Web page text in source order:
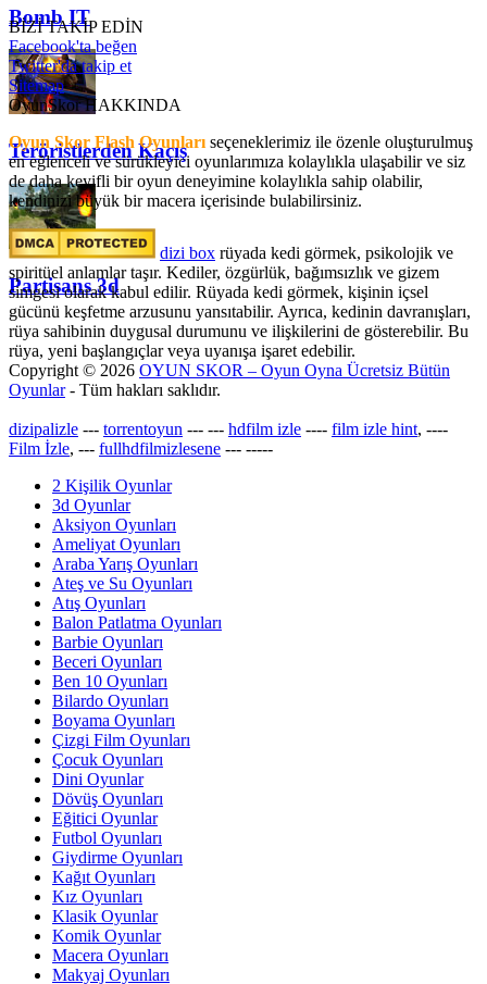
Bomb IT
Teröristlerden Kaçış
Partisans 3d
BİZİ TAKİP EDİN
Facebook'ta beğen
Twitter'da takip et
Sitemap
OyunSkor HAKKINDA
Oyun Skor Flash Oyunları seçeneklerimiz ile özenle oluşturulmuş
en eğlenceli ve sürükleyici oyunlarımıza kolaylıkla ulaşabilir ve siz
de daha keyifli bir oyun deneyimine kolaylıkla sahip olabilir,
kendinizi büyük bir macera içerisinde bulabilirsiniz.
dizi box rüyada kedi görmek​, psikolojik ve
spiritüel anlamlar taşır. Kediler, özgürlük, bağımsızlık ve gizem
simgesi olarak kabul edilir. Rüyada kedi görmek, kişinin içsel
gücünü keşfetme arzusunu yansıtabilir. Ayrıca, kedinin davranışları,
rüya sahibinin duygusal durumunu ve ilişkilerini de gösterebilir. Bu
rüya, yeni başlangıçlar veya uyanışa işaret edebilir.
Copyright © 2026 OYUN SKOR – Oyun Oyna Ücretsiz Bütün
Oyunlar- Tüm hakları saklıdır.
dizipalizle --- torrentoyun --- --- hdfilm izle ---- film izle hint, ----
Film İzle, --- fullhdfilmizlesene --- -----
2 Kişilik Oyunlar
3d Oyunlar
Aksiyon Oyunları
Ameliyat Oyunları
Araba Yarış Oyunları
Ateş ve Su Oyunları
Atış Oyunları
Balon Patlatma Oyunları
Barbie Oyunları
Beceri Oyunları
Ben 10 Oyunları
Bilardo Oyunları
Boyama Oyunları
Çizgi Film Oyunları
Çocuk Oyunları
Dini Oyunlar
Dövüş Oyunları
Eğitici Oyunlar
Futbol Oyunları
Giydirme Oyunları
Kağıt Oyunları
Kız Oyunları
Klasik Oyunlar
Komik Oyunlar
Macera Oyunları
Makyaj Oyunları